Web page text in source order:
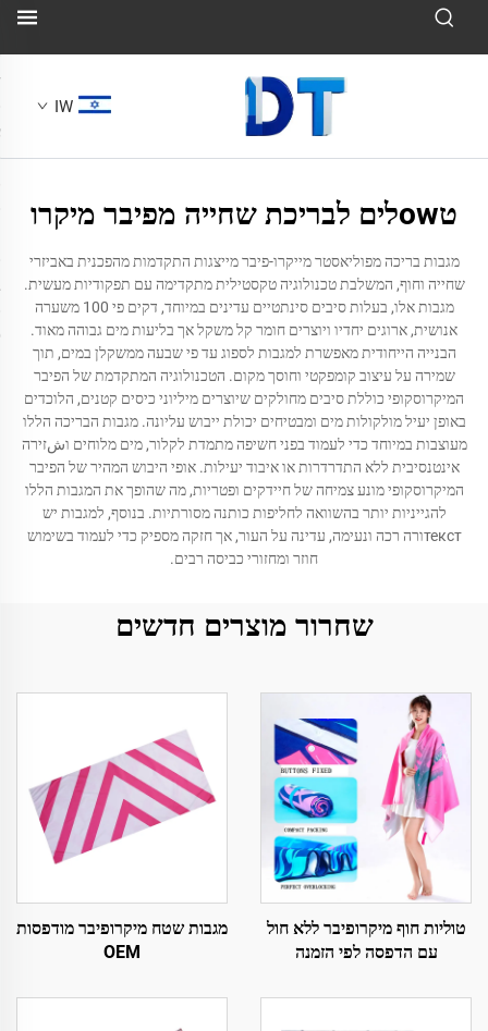
IW
טowלים לבריכת שחייה מפיבר מיקרו
מגבות בריכה מפוליאסטר מייקרו-פיבר מייצגות התקדמות מהפכנית באביזרי
שחייה וחוף, המשלבת טכנולוגיה טקסטילית מתקדימה עם תפקודיות מעשית.
מגבות אלו, בעלות סיבים סינתטיים עדינים במיוחד, דקים פי 100 משערה
אנושית, ארוגים יחדיו ויוצרים חומר קל משקל אך בליעות מים גבוהה מאוד.
הבנייה הייחודית מאפשרת למגבות לספוג עד פי שבעה ממשקלן במים, תוך
שמירה על עיצוב קומפקטי וחוסך מקום. הטכנולוגיה המתקדמת של הפיבר
המיקרוסקופי כוללת סיבים מחולקים שיוצרים מיליוני כיסים קטנים, הלוכדים
באופן יעיל מולקולות מים ומבטיחים יכולת ייבוש עליונה. מגבות הבריכה הללו
מעוצבות במיוחד כדי לעמוד בפני חשיפה מתמדת לקלור, מים מלוחים וشזירה
אינטנסיבית ללא התדרדרות או איבוד יעילות. אופי היבוש המהיר של הפיבר
המיקרוסקופי מונע צמיחה של חיידקים ופטריות, מה שהופך את המגבות הללו
להגייניות יותר בהשוואה לחליפות כותנה מסורתיות. בנוסף, למגבות יש
текстורה רכה ונעימה, עדינה על העור, אך חזקה מספיק כדי לעמוד בשימוש
חוזר ומחזורי כביסה רבים.
שחרור מוצרים חדשים
טוליות חוף מיקרופיבר ללא חול
עם הדפסה לפי הזמנה
מגבות שטח מיקרופיבר מודפסות
OEM